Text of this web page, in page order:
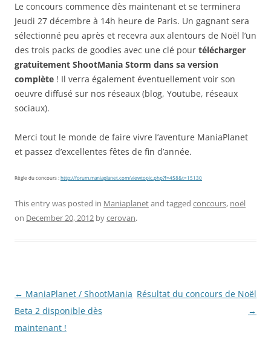
Le concours commence dès maintenant et se terminera
Jeudi 27 décembre à 14h heure de Paris. Un gagnant sera
sélectionné peu après et recevra aux alentours de Noël l’un
des trois packs de goodies avec une clé pour télécharger
gratuitement ShootMania Storm dans sa version
complète ! Il verra également éventuellement voir son
oeuvre diffusé sur nos réseaux (blog, Youtube, réseaux
sociaux).
Merci tout le monde de faire vivre l’aventure ManiaPlanet
et passez d’excellentes fêtes de fin d’année.
Règle du concours :http://forum.maniaplanet.com/viewtopic.php?f=458&t=15130
This entry was posted in Maniaplanetand tagged concours, noël
on December 20, 2012 bycerovan.
Post
navigation
← ManiaPlanet / ShootMania
Beta 2 disponible dès
maintenant !
Résultat du concours de Noël
→